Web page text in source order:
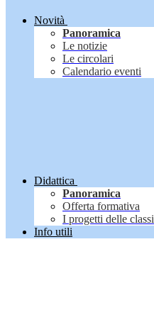
Novità
Panoramica
Le notizie
Le circolari
Calendario eventi
Didattica
Panoramica
Offerta formativa
I progetti delle classi
Info utili